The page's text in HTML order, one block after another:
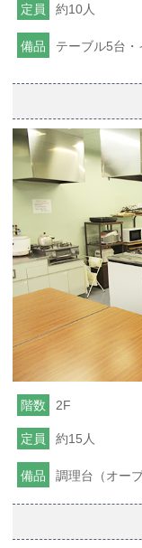
定員 約10人
備品 テーブル5台
階数 2F
定員 約15人
備品 調理台（オー